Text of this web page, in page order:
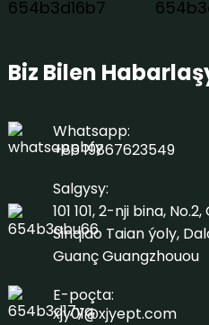
Biz Bilen
Whatsapp:
+86 19867623549
Salgysy:
101 101, 2-nji bina,
Sinqiao Taian ýoly,
Guanç Guangzhouou
E-poçta:
xjy01@xjyept.com